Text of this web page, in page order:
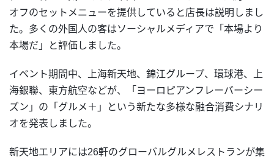
オフのセットメニューを提供していると店長は説明しまし
た。多くの外国人の客はソーシャルメディアで「本場より
本場だ」と評価しました。
イベント期間中、上海新天地、錦江グループ、環球港、上
海銀聯、東方航空などが、「ヨーロピアンフレーバーシー
ズン」の「グルメ＋」という新たな多様な融合消費シナリ
オを発表しました。
新天地エリアには26軒のグローバルグルメレストランが集